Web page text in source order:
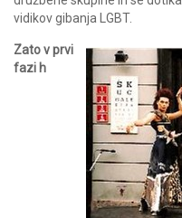
vidikov gibanja LGBT.
Zato v prvi
fazi h